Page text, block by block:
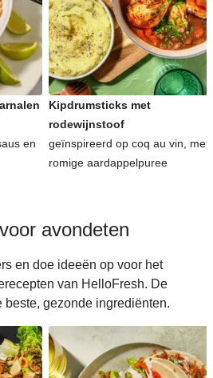
en
Kipdrumsticks met
rodewijnstoof
geïnspireerd op coq au vin, met
romige aardappelpuree
avondeten
en doe ideeën op voor het
van HelloFresh. De
beste, gezonde ingrediënten.